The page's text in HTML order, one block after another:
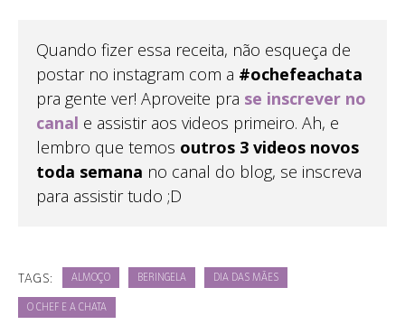
Quando fizer essa receita, não esqueça de
postar no instagram com a #ochefeachata
pra gente ver! Aproveite pra se inscrever no
canal e assistir aos videos primeiro. Ah, e
lembro que temos outros 3 videos novos
toda semana no canal do blog, se inscreva
para assistir tudo ;D
TAGS: ALMOÇO BERINGELA DIA DAS MÃES
O CHEF E A CHATA